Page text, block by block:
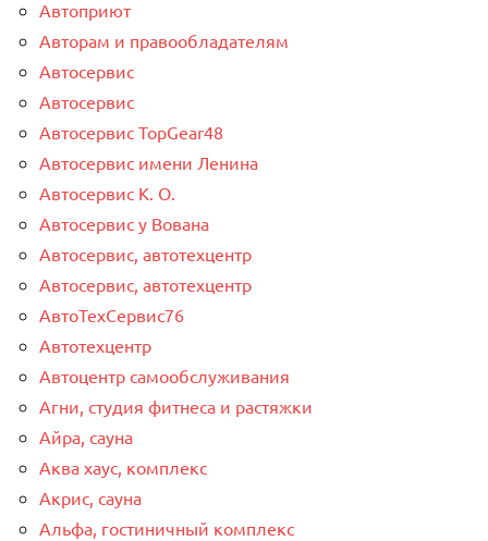
Автоприют
Авторам и правообладателям
Автосервис
Автосервис
Автосервис TopGear48
Автосервис имени Ленина
Автосервис К. О.
Автосервис у Вована
Автосервис, автотехцентр
Автосервис, автотехцентр
АвтоТехСервис76
Автотехцентр
Автоцентр самообслуживания
Агни, студия фитнеса и растяжки
Айра, сауна
Аква хаус, комплекс
Акрис, сауна
Альфа, гостиничный комплекс